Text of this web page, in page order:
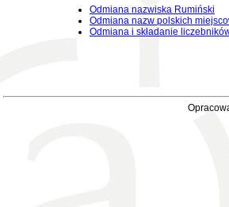
Odmiana nazwiska Rumiński
Odmiana nazw polskich
Odmiana i składanie